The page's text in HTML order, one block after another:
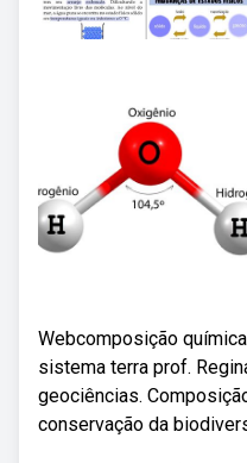
Webcomposição
sistema terra prof.
geociências.
conservação da